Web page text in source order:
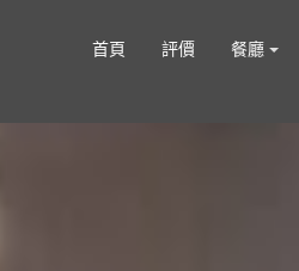
首頁 評價 餐廳